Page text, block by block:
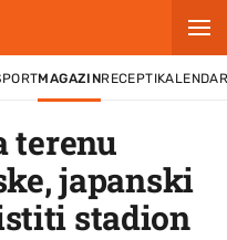
MAGAZINRECEPTI
terenu
japanski
stadion